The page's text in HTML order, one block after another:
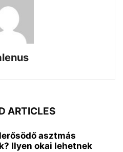
ARTICLES
asztmás
Ilyen okai lehetnek